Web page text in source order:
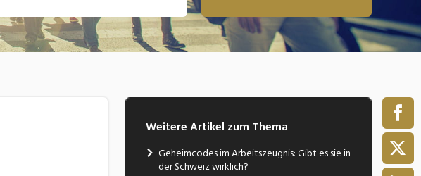
Ausbildung / Weiterbildung
Weitere Artikel zum Thema
Geheimcodes im Arbeitszeugnis: Gibt es sie in
der Schweiz wirklich?